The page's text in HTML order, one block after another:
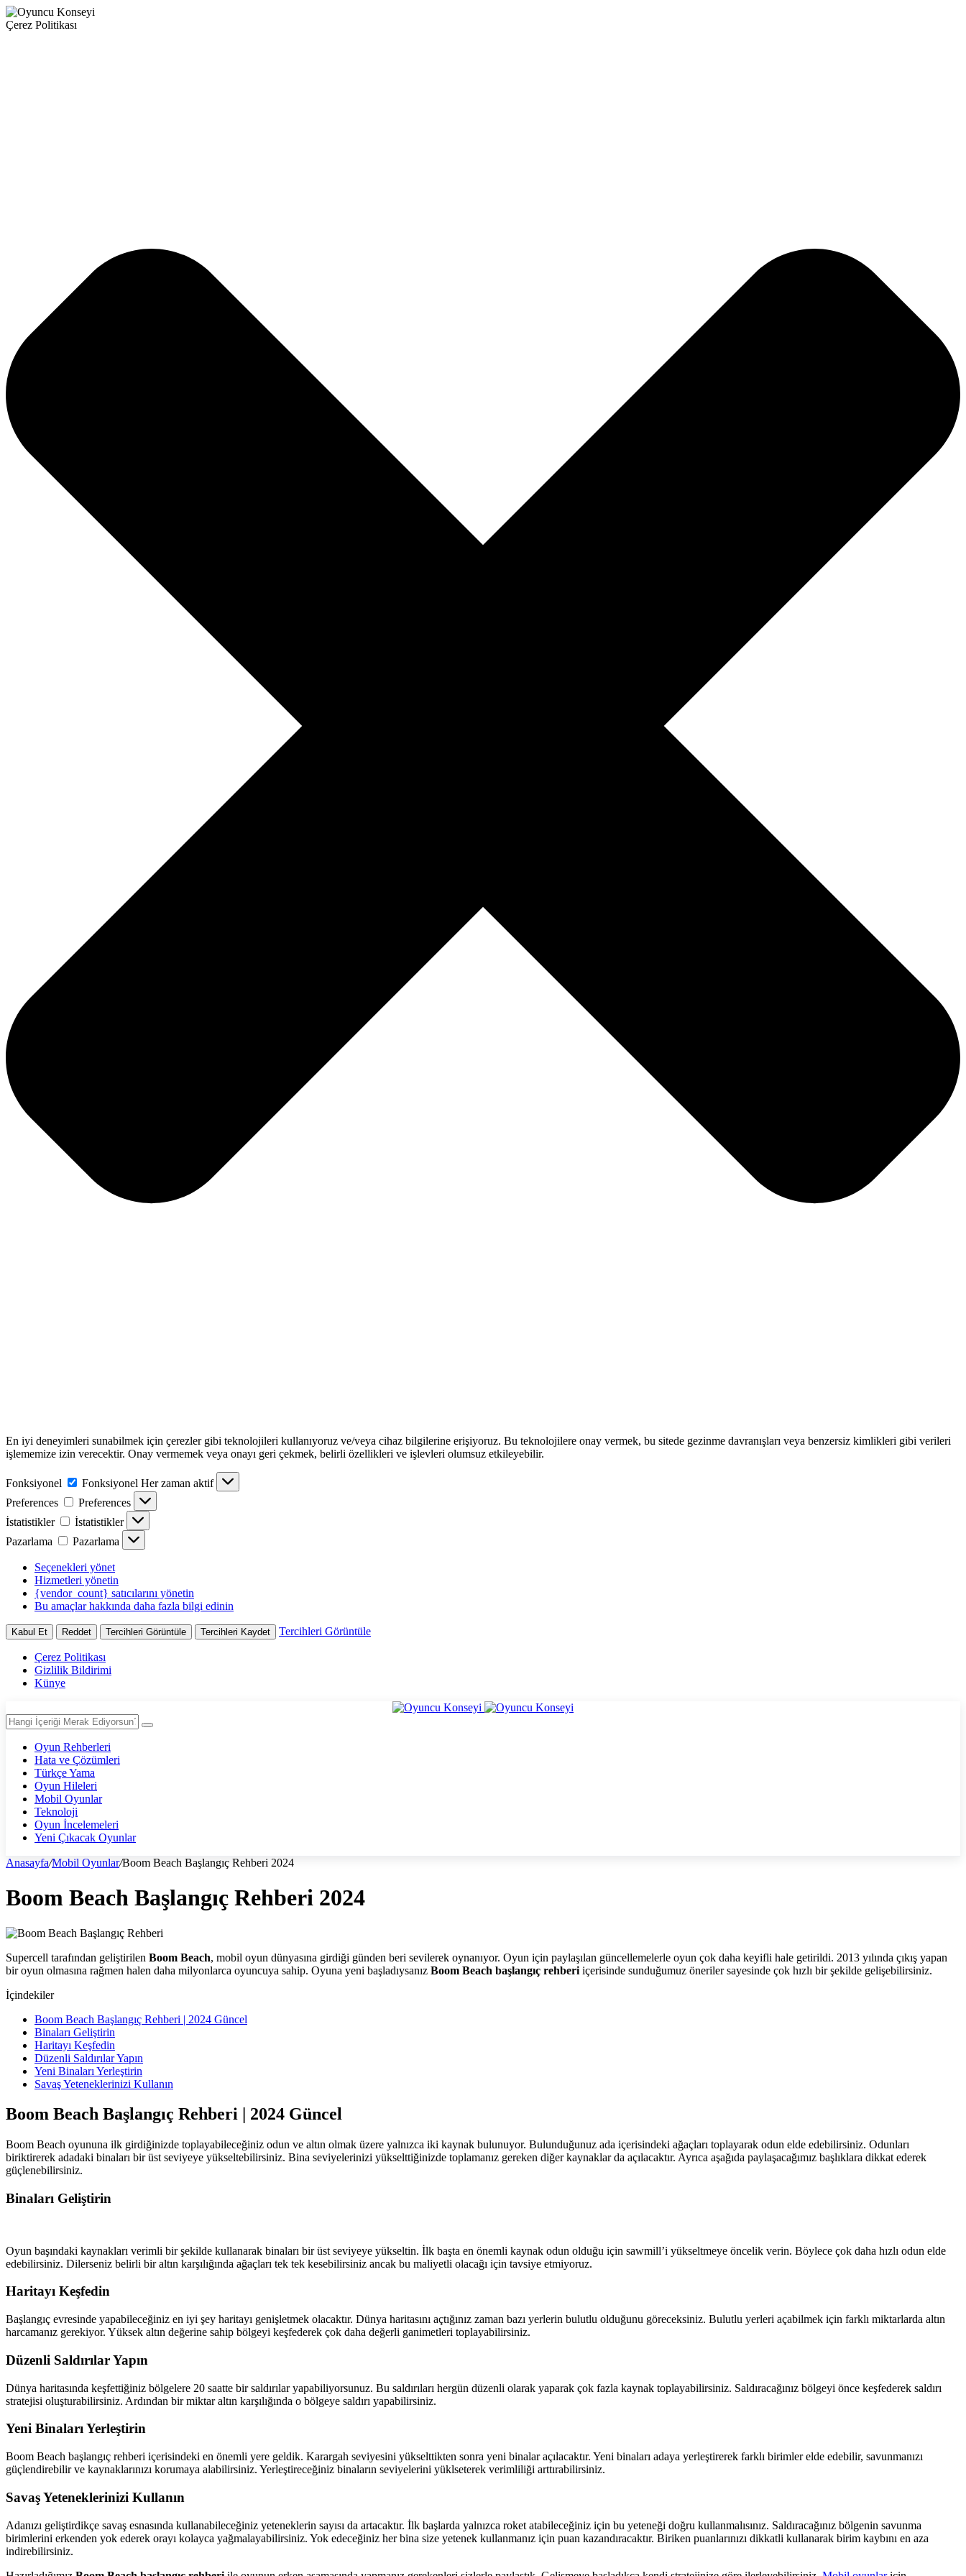
Çerez Politikası
En iyi deneyimleri sunabilmek için çerezler gibi teknolojileri kullanıyoruz ve/veya cihaz bilgilerine erişiyoruz. Bu teknolojilere onay vermek, bu sitede gezinme davranışları veya benzersiz kimlikleri gibi verileri
işlememize izin verecektir. Onay vermemek veya onayı geri çekmek, belirli özellikleri ve işlevleri olumsuz etkileyebilir.
Fonksiyonel Fonksiyonel Her zaman aktif
Preferences
Preferences
İstatistikler
İstatistikler
Pazarlama
Pazarlama
Seçenekleri yönet
Hizmetleri yönetin
{vendor_count} satıcılarını yönetin
Bu amaçlar hakkında daha fazla bilgi edinin
Kabul Et Reddet Tercihleri Görüntüle Tercihleri Kaydet Tercihleri Görüntüle
Çerez Politikası
Gizlilik Bildirimi
Künye
Oyun Rehberleri
Hata ve Çözümleri
Türkçe Yama
Oyun Hileleri
Mobil Oyunlar
Teknoloji
Oyun İncelemeleri
Yeni Çıkacak Oyunlar
Anasayfa/Mobil Oyunlar/Boom Beach Başlangıç Rehberi 2024
Boom Beach Başlangıç Rehberi 2024
Supercell tarafından geliştirilen Boom Beach, mobil oyun dünyasına girdiği günden beri sevilerek oynanıyor. Oyun için paylaşılan güncellemelerle oyun çok daha keyifli hale getirildi. 2013 yılında çıkış yapan
bir oyun olmasına rağmen halen daha milyonlarca oyuncuya sahip. Oyuna yeni başladıysanız Boom Beach başlangıç rehberi içerisinde sunduğumuz öneriler sayesinde çok hızlı bir şekilde gelişebilirsiniz.
İçindekiler
Boom Beach Başlangıç Rehberi | 2024 Güncel
Binaları Geliştirin
Haritayı Keşfedin
Düzenli Saldırılar Yapın
Yeni Binaları Yerleştirin
Savaş Yeteneklerinizi Kullanın
Boom Beach Başlangıç Rehberi | 2024 Güncel
Boom Beach oyununa ilk girdiğinizde toplayabileceğiniz odun ve altın olmak üzere yalnızca iki kaynak bulunuyor. Bulunduğunuz ada içerisindeki ağaçları toplayarak odun elde edebilirsiniz. Odunları
biriktirerek adadaki binaları bir üst seviyeye yükseltebilirsiniz. Bina seviyelerinizi yükselttiğinizde toplamanız gereken diğer kaynaklar da açılacaktır. Ayrıca aşağıda paylaşacağımız başlıklara dikkat ederek
güçlenebilirsiniz.
Binaları Geliştirin
Oyun başındaki kaynakları verimli bir şekilde kullanarak binaları bir üst seviyeye yükseltin. İlk başta en önemli kaynak odun olduğu için sawmill’i yükseltmeye öncelik verin. Böylece çok daha hızlı odun elde
edebilirsiniz. Dilerseniz belirli bir altın karşılığında ağaçları tek tek kesebilirsiniz ancak bu maliyetli olacağı için tavsiye etmiyoruz.
Haritayı Keşfedin
Başlangıç evresinde yapabileceğiniz en iyi şey haritayı genişletmek olacaktır. Dünya haritasını açtığınız zaman bazı yerlerin bulutlu olduğunu göreceksiniz. Bulutlu yerleri açabilmek için farklı miktarlarda altın
harcamanız gerekiyor. Yüksek altın değerine sahip bölgeyi keşfederek çok daha değerli ganimetleri toplayabilirsiniz.
Düzenli Saldırılar Yapın
Dünya haritasında keşfettiğiniz bölgelere 20 saatte bir saldırılar yapabiliyorsunuz. Bu saldırıları hergün düzenli olarak yaparak çok fazla kaynak toplayabilirsiniz. Saldıracağınız bölgeyi önce keşfederek saldırı
stratejisi oluşturabilirsiniz. Ardından bir miktar altın karşılığında o bölgeye saldırı yapabilirsiniz.
Yeni Binaları Yerleştirin
Boom Beach başlangıç rehberi içerisindeki en önemli yere geldik. Karargah seviyesini yükselttikten sonra yeni binalar açılacaktır. Yeni binaları adaya yerleştirerek farklı birimler elde edebilir, savunmanızı
güçlendirebilir ve kaynaklarınızı korumaya alabilirsiniz. Yerleştireceğiniz binaların seviyelerini yüklseterek verimliliği arttırabilirsiniz.
Savaş Yeteneklerinizi Kullanın
Adanızı geliştirdikçe savaş esnasında kullanabileceğiniz yeteneklerin sayısı da artacaktır. İlk başlarda yalnızca roket atabileceğiniz için bu yeteneği doğru kullanmalısınız. Saldıracağınız bölgenin savunma
birimlerini erkenden yok ederek orayı kolayca yağmalayabilirsiniz. Yok edeceğiniz her bina size yetenek kullanmanız için puan kazandıracaktır. Biriken puanlarınızı dikkatli kullanarak birim kaybını en aza
indirebilirsiniz.